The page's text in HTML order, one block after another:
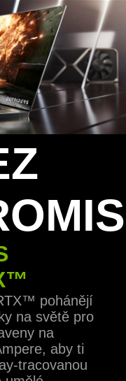
pohánějí
na světě pro
na
aby ti
tracovanou